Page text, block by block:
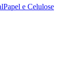
Papel e Celulose